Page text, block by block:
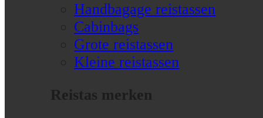
Handbagage reistassen
Cabinbags
Grote reistassen
Kleine reistassen
Reistas merken